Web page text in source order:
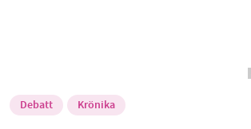
Debatt Krönika